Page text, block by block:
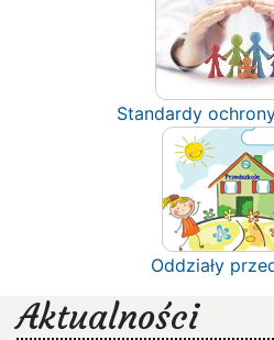
Standardy
Oddziały
Aktualności